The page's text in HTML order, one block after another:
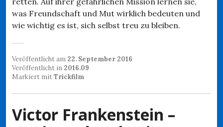
was Freundschaft und Mut wirklich bedeuten und
wie wichtig es ist, sich selbst treu zu bleiben.
Veröffentlicht am 22. September 2016
Veröffentlicht in 2016.09
Markiert mitTrickfilm
Victor Frankenstein –